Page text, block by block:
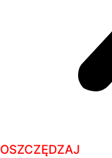
OSZCZĘDZAJ